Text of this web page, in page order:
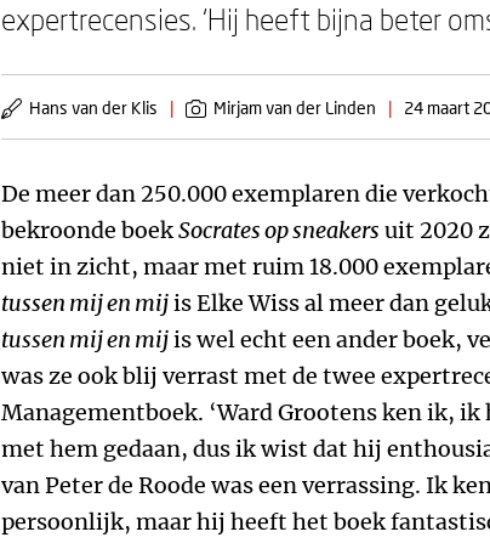
expertrecensies. ‘Hij heeft bijna beter
Hans van der Klis | Mirjam van der Linden | 24 maart
De meer dan 250.000 exemplaren die
bekroonde boekSocrates op sneakers uit 2020
niet in zicht, maar met ruim 18.000
tussen mij en mijis Elke Wiss al meer dan
tussen mij en mijis wel echt een ander boek,
was ze ook blij verrast met de twee
Managementboek. ‘Ward Grootens ken ik, ik
met hem gedaan, dus ik wist dat hij
van Peter de Roode was een verrassing. Ik
persoonlijk, maar hij heeft het boek